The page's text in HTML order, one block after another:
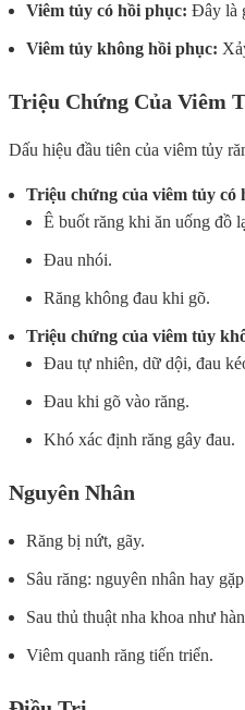
Viêm tủy có hồi phục: Đây là
Viêm tủy không hồi phục:
Triệu Chứng Của Viêm
Dấu hiệu đầu tiên của viêm tủy
Triệu chứng của viêm tủy có
Ê buốt răng khi ăn uống đồ
Đau nhói.
Răng không đau khi gõ.
Triệu chứng của viêm tủy
Đau tự nhiên, dữ dội, đau
Đau khi gõ vào răng.
Khó xác định răng gây đau.
Nguyên Nhân
Răng bị nứt, gãy.
Sâu răng: nguyên nhân hay
Sau thủ thuật nha khoa như
Viêm quanh răng tiến triển.